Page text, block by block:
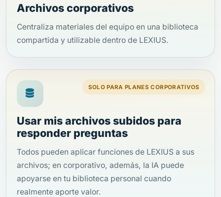
Archivos corporativos
Centraliza materiales del equipo en una biblioteca
compartida y utilizable dentro de LEXIUS.
SOLO PARA PLANES CORPORATIVOS
Usar mis archivos subidos para
responder preguntas
Todos pueden aplicar funciones de LEXIUS a sus
archivos; en corporativo, además, la IA puede
apoyarse en tu biblioteca personal cuando
realmente aporte valor.